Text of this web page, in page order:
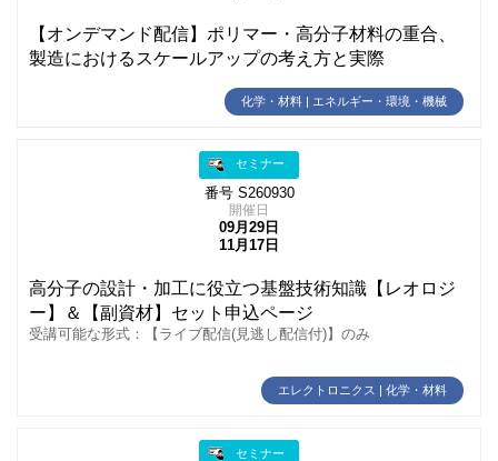
【オンデマンド配信】ポリマー・高分子材料の重合、
製造におけるスケールアップの考え方と実際
化学・材料 | エネルギー・環境・機械
セミナー
番号 S260930
開催日
09月29日
11月17日
高分子の設計・加工に役立つ基盤技術知識【レオロジ
ー】＆【副資材】セット申込ページ
受講可能な形式：【ライブ配信(見逃し配信付)】のみ
エレクトロニクス | 化学・材料
セミナー